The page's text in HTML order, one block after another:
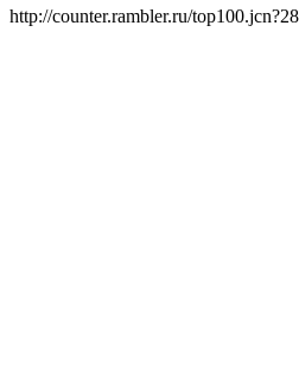
http://counter.rambler.ru/